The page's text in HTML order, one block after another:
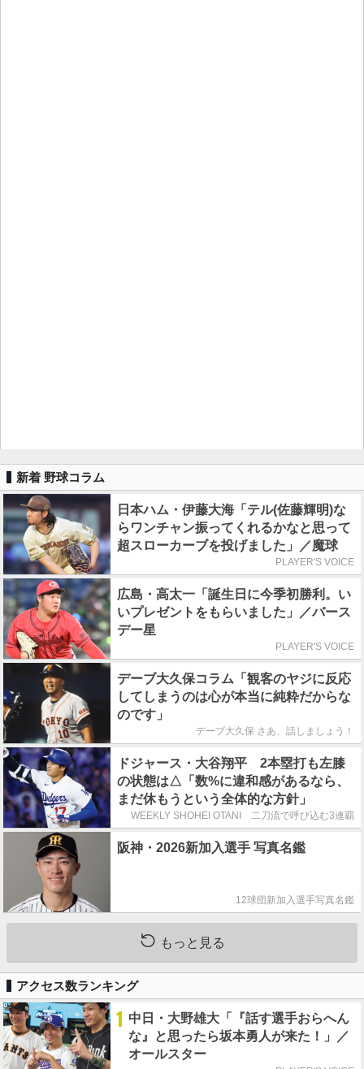
新着 野球コラム
日本ハム・伊藤大海「テル(佐藤輝明)な
らワンチャン振ってくれるかなと思って
超スローカーブを投げました」／魔球
PLAYER'S VOICE
広島・高太一「誕生日に今季初勝利。い
いプレゼントをもらいました」／バース
デー星
PLAYER'S VOICE
デーブ大久保コラム「観客のヤジに反応
してしまうのは心が本当に純粋だからな
のです」
デーブ大久保 さあ、話しましょう！
ドジャース・大谷翔平 2本塁打も左膝
の状態は△「数%に違和感があるなら、
まだ休もうという全体的な方針」
WEEKLY SHOHEI OTANI 二刀流で呼び込む3連覇
阪神・2026新加入選手 写真名鑑
12球団新加入選手写真名鑑
もっと見る
アクセス数ランキング
1 中日・大野雄大「『話す選手おらへん
な』と思ったら坂本勇人が来た！」／
オールスター